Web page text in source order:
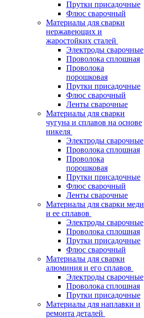
Прутки присадочные
Флюс сварочный
Материалы для сварки
нержавеющих и
жаростойких сталей
Электроды сварочные
Проволока сплошная
Проволока
порошковая
Прутки присадочные
Флюс сварочный
Ленты сварочные
Материалы для сварки
чугуна и сплавов на основе
никеля
Электроды сварочные
Проволока сплошная
Проволока
порошковая
Прутки присадочные
Флюс сварочный
Ленты сварочные
Материалы для сварки меди
и ее сплавов
Электроды сварочные
Проволока сплошная
Прутки присадочные
Флюс сварочный
Материалы для сварки
алюминия и его сплавов
Электроды сварочные
Проволока сплошная
Прутки присадочные
Материалы для наплавки и
ремонта деталей